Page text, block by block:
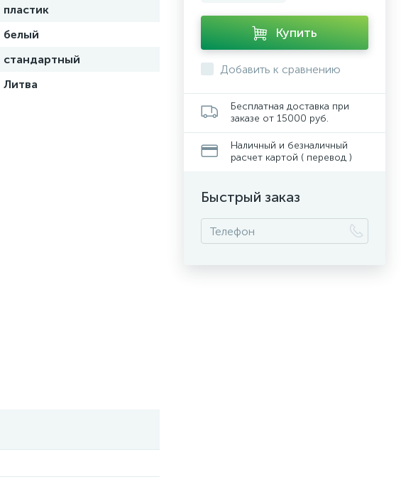
пластик
белый
стандартный
Литва
Купить
Добавить к сравнению
Бесплатная доставка при
заказе от 15000 руб.
Наличный и безналичный
расчет картой ( перевод )
Быстрый заказ